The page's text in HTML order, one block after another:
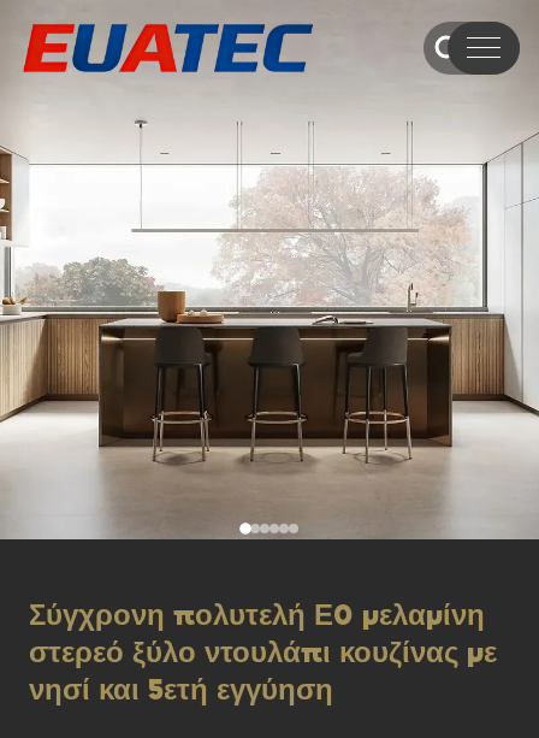
Σύγχρονη πολυτελή Ε0 μελαμίνη
στερεό ξύλο ντουλάπι κουζίνας με
νησί και 5ετή εγγύηση